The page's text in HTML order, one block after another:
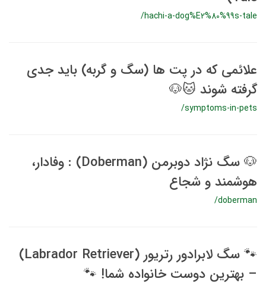
/hachi-a-dog%E2%80%99s-tale
علائمی که در پت ها (سگ و گربه) باید جدی
گرفته شوند 🐱🐶
/symptoms-in-pets
🐶 سگ نژاد دوبرمن (Doberman) : وفادار،
هوشمند و شجاع
/doberman
🐾 سگ لابرادور رتریور (Labrador Retriever)
– بهترین دوست خانواده شما! 🐾